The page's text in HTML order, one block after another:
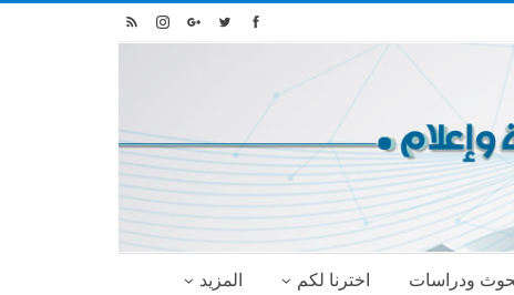
ودراسات اخترنا لكم المزيد